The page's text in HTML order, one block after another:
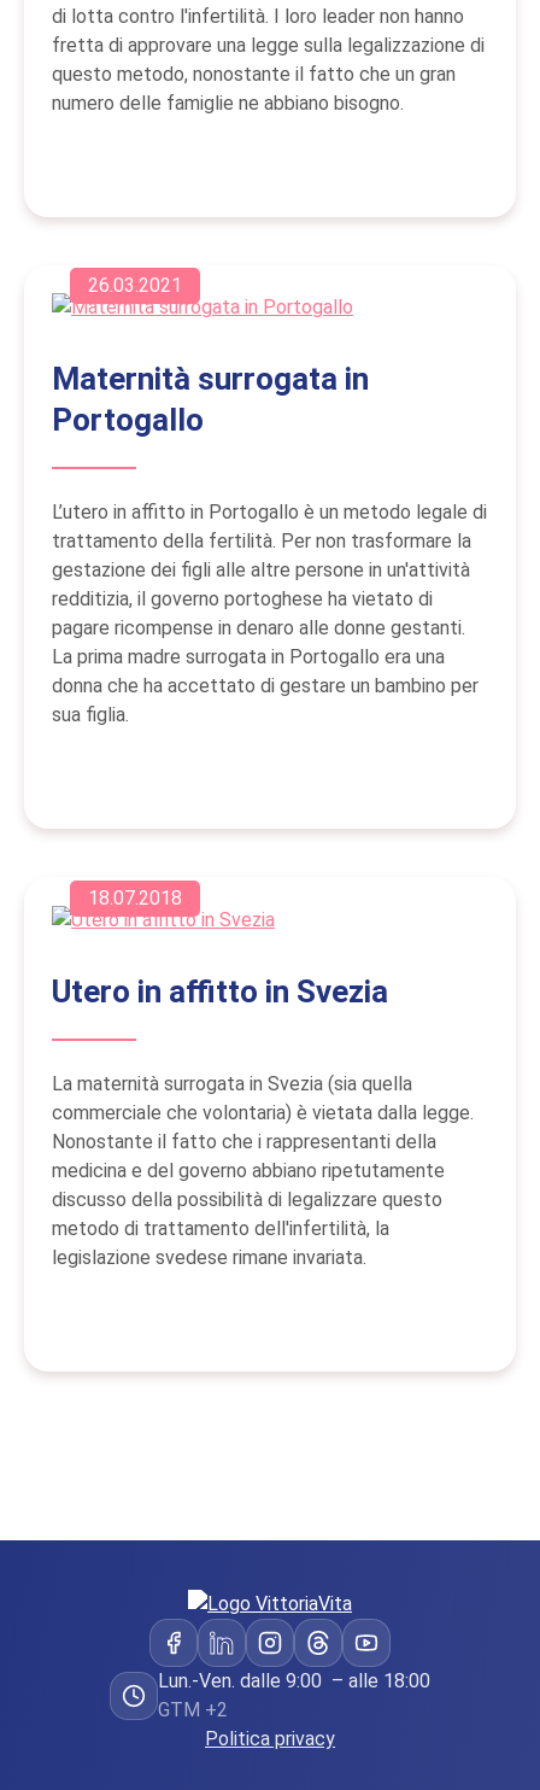
di lotta contro l'infertilità. I loro leader non hanno
fretta di approvare una legge sulla legalizzazione di
questo metodo, nonostante il fatto che un gran
numero delle famiglie ne abbiano bisogno.
26.03.2021
Maternità surrogata in
Portogallo
L’utero in affitto in Portogallo è un metodo legale di
trattamento della fertilità. Per non trasformare la
gestazione dei figli alle altre persone in un'attività
redditizia, il governo portoghese ha vietato di
pagare ricompense in denaro alle donne gestanti.
La prima madre surrogata in Portogallo era una
donna che ha accettato di gestare un bambino per
sua figlia.
18.07.2018
Utero in affitto in Svezia
La maternità surrogata in Svezia (sia quella
commerciale che volontaria) è vietata dalla legge.
Nonostante il fatto che i rappresentanti della
medicina e del governo abbiano ripetutamente
discusso della possibilità di legalizzare questo
metodo di trattamento dell'infertilità, la
legislazione svedese rimane invariata.
Lun.-Ven. dalle 9:00 – alle 18:00
GTM +2
Politica privacy